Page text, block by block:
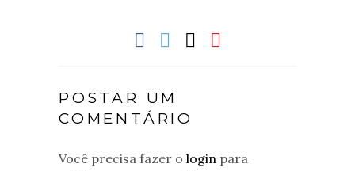
POSTAR UM
COMENTÁRIO
Você precisa fazer o login para